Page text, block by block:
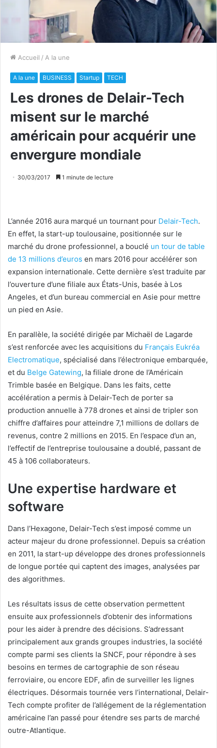
Accueil / A la une
A la une BUSINESS Startup TECH
Les drones de Delair-Tech
misent sur le marché
américain pour acquérir une
envergure mondiale
30/03/2017 1 minute de lecture
L’année 2016 aura marqué un tournant pour Delair-Tech.
En effet, la start-up toulousaine, positionnée sur le
marché du drone professionnel, a bouclé un tour de table
de 13 millions d’euros en mars 2016 pour accélérer son
expansion internationale. Cette dernière s’est traduite par
l’ouverture d’une filiale aux États-Unis, basée à Los
Angeles, et d’un bureau commercial en Asie pour mettre
un pied en Asie.
En parallèle, la société dirigée par Michaël de Lagarde
s’est renforcée avec les acquisitions du Français Eukréa
Electromatique, spécialisé dans l’électronique embarquée,
et du Belge Gatewing, la filiale drone de l’Américain
Trimble basée en Belgique. Dans les faits, cette
accélération a permis à Delair-Tech de porter sa
production annuelle à 778 drones et ainsi de tripler son
chiffre d’affaires pour atteindre 7,1 millions de dollars de
revenus, contre 2 millions en 2015. En l’espace d’un an,
l’effectif de l’entreprise toulousaine a doublé, passant de
45 à 106 collaborateurs.
Une expertise hardware et
software
Dans l’Hexagone, Delair-Tech s’est imposé comme un
acteur majeur du drone professionnel. Depuis sa création
en 2011, la start-up développe des drones professionnels
de longue portée qui captent des images, analysées par
des algorithmes.
Les résultats issus de cette observation permettent
ensuite aux professionnels d’obtenir des informations
pour les aider à prendre des décisions. S’adressant
principalement aux grands groupes industries, la société
compte parmi ses clients la SNCF, pour répondre à ses
besoins en termes de cartographie de son réseau
ferroviaire, ou encore EDF, afin de surveiller les lignes
électriques. Désormais tournée vers l’international, Delair-
Tech compte profiter de l’allégement de la réglementation
américaine l’an passé pour étendre ses parts de marché
outre-Atlantique.